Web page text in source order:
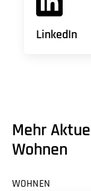
LinkedIn
Mehr
Wohnen
WOHNEN